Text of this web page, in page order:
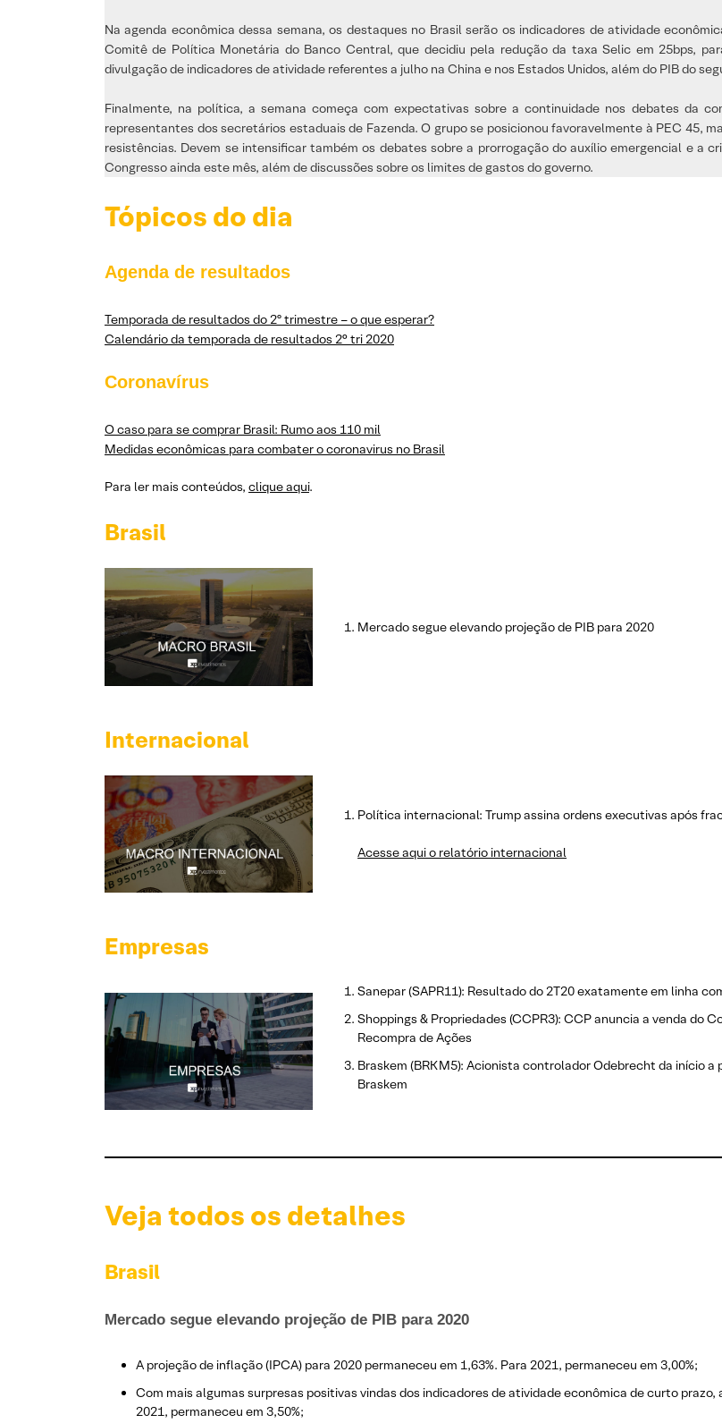
Na agenda econômica dessa semana, os destaques no Brasil serão os indicadores de atividade
Comitê de Política Monetária do Banco Central, que decidiu pela redução da taxa Selic em 25bps,
divulgação de indicadores de atividade referentes a julho na China e nos Estados Unidos, além do PIB do
Finalmente, na política, a semana começa com expectativas sobre a continuidade nos debates da
representantes dos secretários estaduais de Fazenda. O grupo se posicionou favoravelmente à PEC 45,
resistências. Devem se intensificar também os debates sobre a prorrogação do auxílio emergencial e a
Congresso ainda este mês, além de discussões sobre os limites de gastos do governo.
Tópicos do dia
Agenda de resultados
Temporada de resultados do 2º trimestre – o que esperar?
Calendário da temporada de resultados 2° tri 2020
Coronavírus
O caso para se comprar Brasil: Rumo aos 110 mil
Medidas econômicas para combater o coronavirus no Brasil
Para ler mais conteúdos, clique aqui.
Brasil
Mercado segue elevando projeção de PIB para 2020
Internacional
Política internacional: Trump assina ordens executivas após
Acesse aqui o relatório internacional
Empresas
Sanepar (SAPR11): Resultado do 2T20 exatamente em linha
Shoppings & Propriedades (CCPR3): CCP anuncia a venda do
Recompra de Ações
Braskem (BRKM5): Acionista controlador Odebrecht da início
Braskem
Veja todos os detalhes
Brasil
Mercado segue elevando projeção de PIB para 2020
A projeção de inflação (IPCA) para 2020 permaneceu em 1,63%. Para 2021, permaneceu em 3,00%;
Com mais algumas surpresas positivas vindas dos indicadores de atividade econômica de curto prazo,
2021, permaneceu em 3,50%;